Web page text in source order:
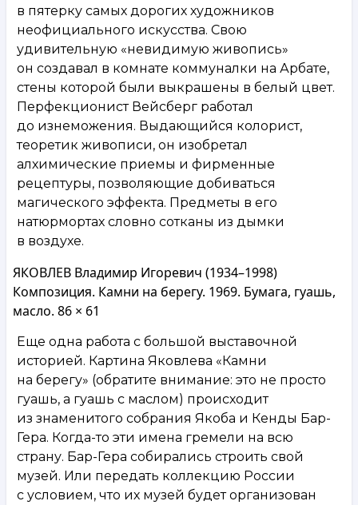
в пятерку самых дорогих художников
неофициального искусства. Свою
удивительную «невидимую живопись»
он создавал в комнате коммуналки на Арбате,
стены которой были выкрашены в белый цвет.
Перфекционист Вейсберг работал
до изнеможения. Выдающийся колорист,
теоретик живописи, он изобретал
алхимические приемы и фирменные
рецептуры, позволяющие добиваться
магического эффекта. Предметы в его
натюрмортах словно сотканы из дымки
в воздухе.
ЯКОВЛЕВ Владимир Игоревич (1934–1998)
Композиция. Камни на берегу. 1969. Бумага, гуашь,
масло. 86 × 61
Еще одна работа с большой выставочной
историей. Картина Яковлева «Камни
на берегу» (обратите внимание: это не просто
гуашь, а гуашь с маслом) происходит
из знаменитого собрания Якоба и Кенды Бар-
Гера. Когда-то эти имена гремели на всю
страну. Бар-Гера собирались строить свой
музей. Или передать коллекцию России
с условием, что их музей будет организован